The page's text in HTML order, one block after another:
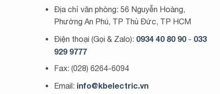
Địa chỉ văn phòng: 56 Nguyễn Hoàng,
Phường An Phú, TP Thủ Đức, TP HCM
Điện thoại (Gọi & Zalo): 0934 40 80 90 - 033
929 9777
Fax: (028) 6264-6094
Email: info@kbelectric.vn